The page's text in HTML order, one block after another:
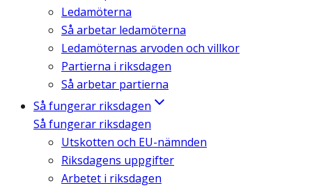
Ledamöterna
Så arbetar ledamöterna
Ledamöternas arvoden och villkor
Partierna i riksdagen
Så arbetar partierna
Så fungerar riksdagen
Så fungerar riksdagen
Utskotten och EU-nämnden
Riksdagens uppgifter
Arbetet i riksdagen